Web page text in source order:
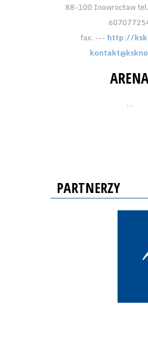
88-100 Inowrocław
fax. --- http://
ARENA
, ,
PARTNERZY